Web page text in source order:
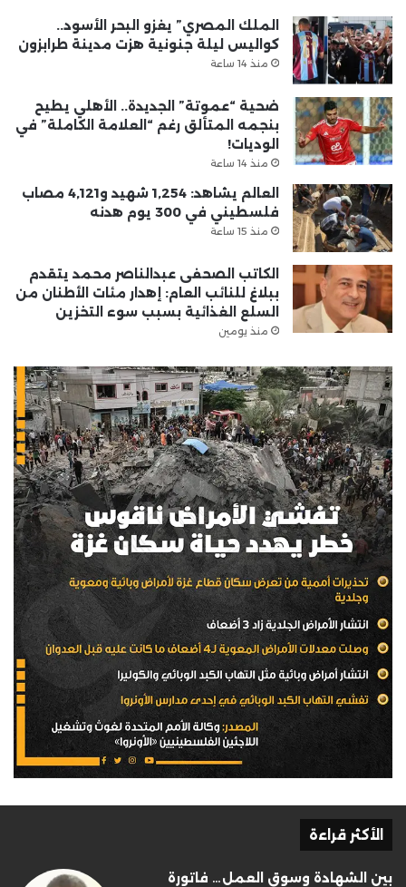
الملك المصري” يغزو البحر الأسود..
كواليس ليلة جنونية هزت مدينة طرابزون
منذ 14 ساعة
ضحية “عموتة” الجديدة.. الأهلي يطيح
بنجمه المتألق رغم “العلامة الكاملة” في
الوديات!
منذ 14 ساعة
العالم يشاهد: 1,254 شهيد و4,121 مصاب
فلسطيني في 300 يوم هدنه
منذ 15 ساعة
الكاتب الصحفى عبدالناصر محمد يتقدم
ببلاغ للنائب العام: إهدار مئات الأطنان من
السلع الغذائية بسبب سوء التخزين
منذ يومين
الأكثر قراءة
بين الشهادة وسوق العمل… فاتورة